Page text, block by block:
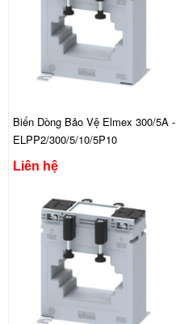
Biến Dòng Bảo Vệ Elmex 300/5A -
ELPP2/300/5/10/5P10
Liên hệ